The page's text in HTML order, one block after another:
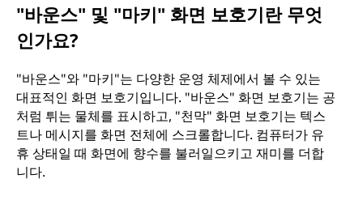
"바운스" 및 "마키" 화면 보호기란 무엇
인가요?
"바운스"와 "마키"는 다양한 운영 체제에서 볼 수 있는
대표적인 화면 보호기입니다. "바운스" 화면 보호기는 공
처럼 튀는 물체를 표시하고, "천막" 화면 보호기는 텍스
트나 메시지를 화면 전체에 스크롤합니다. 컴퓨터가 유
휴 상태일 때 화면에 향수를 불러일으키고 재미를 더합
니다.